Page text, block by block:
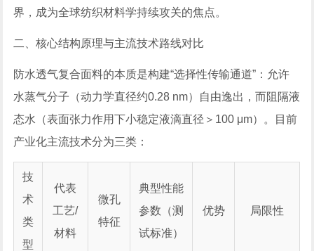
界，成为全球纺织材料学持续攻关的焦点。
二、核心结构原理与主流技术路线对比
防水透气复合面料的本质是构建“选择性传输通道”：允许
水蒸气分子（动力学直径约0.28 nm）自由逸出，而阻隔液
态水（表面张力作用下小稳定液滴直径＞100 μm）。目前
产业化主流技术分为三类：
技
术
类
型
代表
工艺/
材料
微孔
特征
典型性能
参数（测
试标准）
优势 局限性